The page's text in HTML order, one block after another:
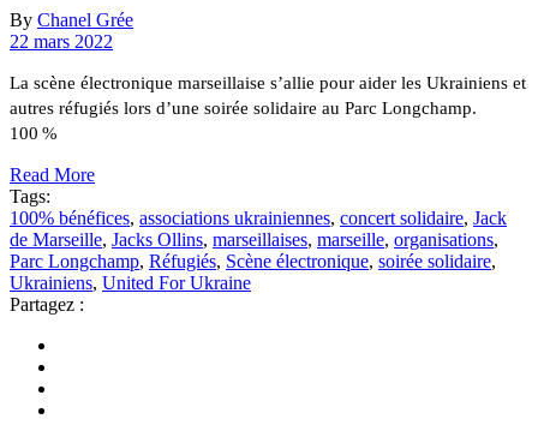
By Chanel Grée
22 mars 2022
La scène électronique marseillaise s’allie pour aider les Ukrainiens et
autres réfugiés lors d’une soirée solidaire au Parc Longchamp.
100 %
Read More
Tags:
100% bénéfices, associations ukrainiennes, concert solidaire, Jack
de Marseille, Jacks Ollins, marseillaises, marseille, organisations,
Parc Longchamp, Réfugiés, Scène électronique, soirée solidaire,
Ukrainiens, United For Ukraine
Partagez :